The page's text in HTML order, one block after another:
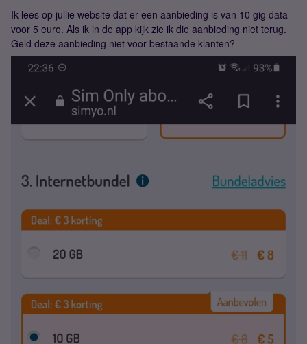
Ik lees op jullie website dat er een aanbieding is van 10 gig data
voor 5 euro. Als ik in de app kijk zie ik die aanbieding niet terug.
Geld deze aanbieding niet voor bestaande klanten?